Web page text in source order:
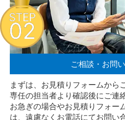
ご相談・お問
まずは、お見積りフォームから
専任の担当者より確認後にご連
お急ぎの場合やお見積りフォー
は、遠慮なく お電話にてお問い
STEP
02